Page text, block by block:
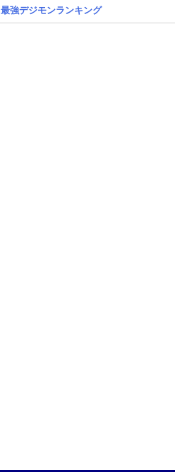
最強デジモンランキング